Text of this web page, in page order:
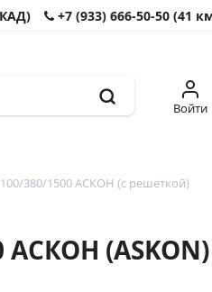
+7 (933) 666-50-50 (41
Войти
380/1500 АСКОН (с решеткой)
(ASKON)